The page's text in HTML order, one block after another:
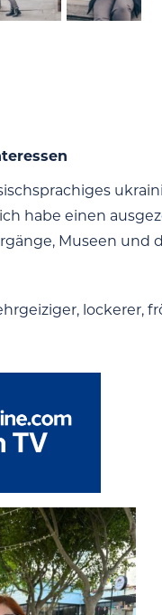
habe einen
Museen und
lockerer,